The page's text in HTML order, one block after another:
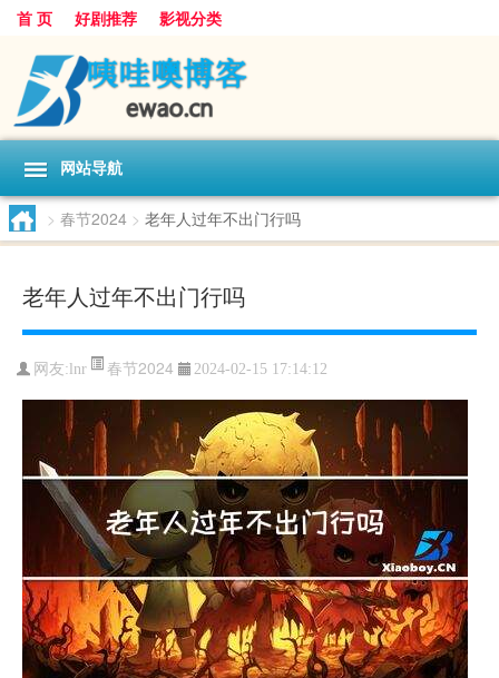
首 页 好剧推荐 影视分类
网站导航
> 春节2024 > 老年人过年不出门行吗
老年人过年不出门行吗
网友: lnr 春节2024 2024-02-15 17:14:12